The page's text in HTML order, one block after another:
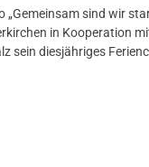
„Gemeinsam sind wir
in Kooperation
sein diesjähriges